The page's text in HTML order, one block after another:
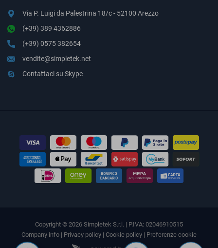
Via P. Luigi da Palestrina 18/c - 52100 Arezzo
(+39) 389 4362886
(+39) 0575 382654
vendite@simpletek.net
Contattaci su Skype
Copyright © 2026 Simpletek S.r.l. | P.IVA: 02046910515
Company info | Privacy policy | Cookie policy | Preferenze cookie